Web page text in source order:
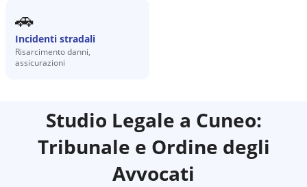
🚗
Incidenti stradali
Risarcimento danni,
assicurazioni
Studio Legale a Cuneo:
Tribunale e Ordine degli
Avvocati